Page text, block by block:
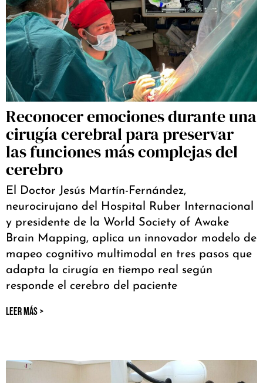
Reconocer emociones durante una
cirugía cerebral para preservar
las funciones más complejas del
cerebro
El Doctor Jesús Martín-Fernández,
neurocirujano del Hospital Ruber Internacional
y presidente de la World Society of Awake
Brain Mapping, aplica un innovador modelo de
mapeo cognitivo multimodal en tres pasos que
adapta la cirugía en tiempo real según
responde el cerebro del paciente
LEER MÁS >